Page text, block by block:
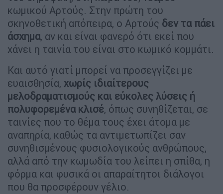
κωμικού Αρτούς. Στην πρώτη του
σκηνοθετική απόπειρα, ο Αρτούς δεν τα πάει
άσχημα, αν και είναι φανερό ότι εκεί που
χάνει η ταινία του είναι στο κωμικό κομμάτι.
Και αυτό γιατί μπορεί να προσεγγίζει με
ευαισθησία, χωρίς ιδιαίτερους
μελοδραματισμούς και εύκολες λύσεις ή
πολυφορεμένα κλισέ, όπως συνηθίζεται, σε
ταινίες που το θέμα τους έχει άτομα με
αναπηρία, καθώς τα αντιμετωπίζει σαν
συνηθισμένους φυσιολογικούς ανθρώπους,
αλλά από την κωμωδία του λείπει η σπίθα, η
φόρμα και φυσικά οι απαραίτητοι διάλογοι
που θα προσφέρουν γέλιο.